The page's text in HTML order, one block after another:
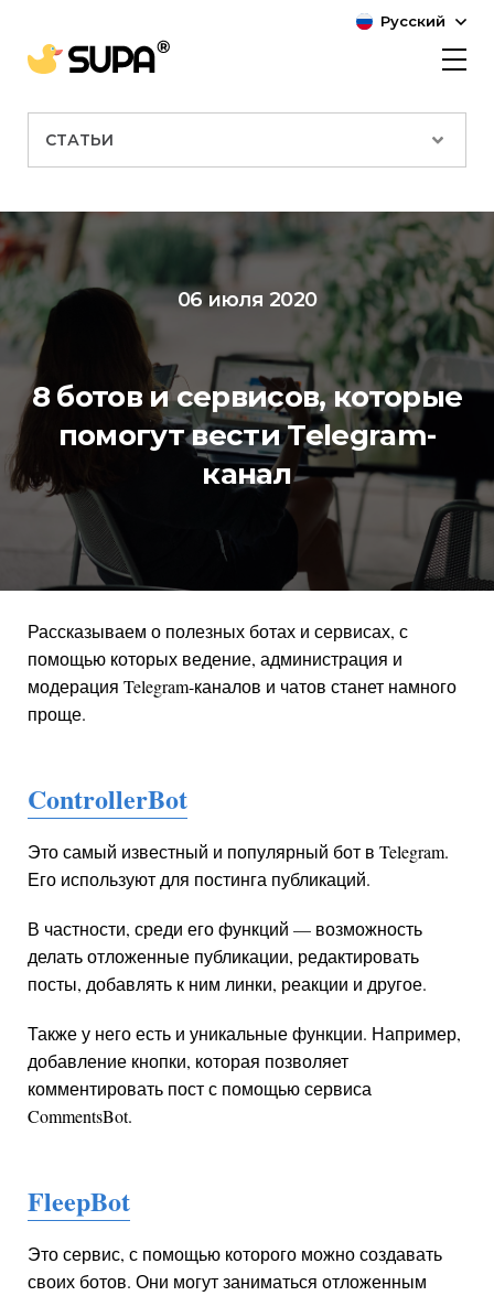
Русский
СТАТЬИ
06 июля 2020
8 ботов и сервисов, которые
помогут вести Telegram-
канал
Рассказываем о полезных ботах и сервисах, с
помощью которых ведение, администрация и
модерация Telegram-каналов и чатов станет намного
проще.
ControllerBot
Это самый известный и популярный бот в Telegram.
Его используют для постинга публикаций.
В частности, среди его функций — возможность
делать отложенные публикации, редактировать
посты, добавлять к ним линки, реакции и другое.
Также у него есть и уникальные функции. Например,
добавление кнопки, которая позволяет
комментировать пост с помощью сервиса
CommentsBot.
FleepBot
Это сервис, с помощью которого можно создавать
своих ботов. Они могут заниматься отложенным